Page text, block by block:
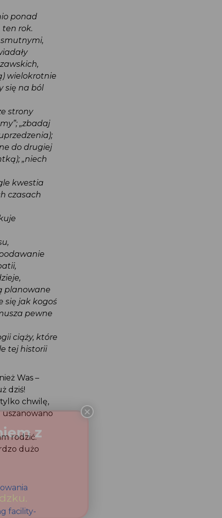
ponad
ten rok.
smutnymi,
wielokrotnie
się na ból
strony
„zbadaj
do drugiej
„niech
kwestia
czasach
planowane
się jak kogoś
pewne
ciąży, które
tej historii
Was –
dziś!
tylko chwilę,
uszanowano
rodzić.
dużo
facility-